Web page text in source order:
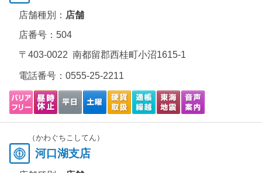
店舗種別： 店舗
店番号：504
〒403-0022 南都留郡西桂町小沼1615-1
電話番号： 0555-25-2211
（かわぐちこしてん）
河口湖支店